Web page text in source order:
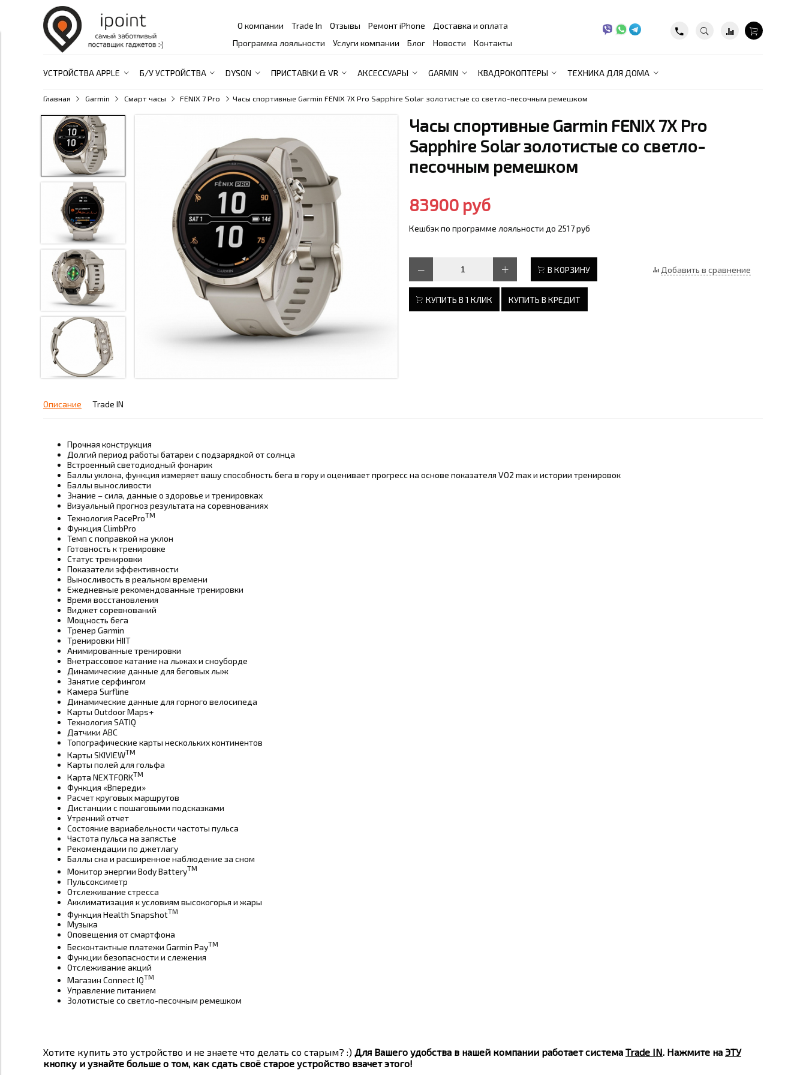
О компании Trade In Отзывы Ремонт iPhone
Доставка и оплата
Программа лояльности
Услуги компании Блог Новости Контакты
УСТРОЙСТВА APPLE Б/У УСТРОЙСТВА DYSON ПРИСТАВКИ & VR АКСЕССУАРЫ GARMIN КВАДРОКОПТЕРЫ ТЕХНИКА ДЛЯ ДОМА
Главная Garmin Смарт часы FENIX 7 Pro Часы спортивные Garmin FENIX 7X Pro Sapphire Solar золотистые со светло-песочным ремешком
Часы спортивные Garmin FENIX 7X Pro
Sapphire Solar золотистые со светло-
песочным ремешком
83900 руб
Кешбэк по программе лояльности до 2517 руб
В КОРЗИНУ Добавить в сравнение
КУПИТЬ В 1 КЛИК КУПИТЬ В КРЕДИТ
Описание Trade IN
Прочная конструкция
Долгий период работы батареи с подзарядкой от солнца
Встроенный светодиодный фонарик
Баллы уклона, функция измеряет вашу способность бега в гору и оценивает прогресс на основе показателя VO2 max и истории тренировок
Баллы выносливости
Знание – сила, данные о здоровье и тренировках
Визуальный прогноз результата на соревнованиях
Технология PaceProTM
Функция ClimbPro
Темп с поправкой на уклон
Готовность к тренировке
Статус тренировки
Показатели эффективности
Выносливость в реальном времени
Ежедневные рекомендованные тренировки
Время восстановления
Виджет соревнований
Мощность бега
Тренер Garmin
Тренировки HIIT
Анимированные тренировки
Внетрассовое катание на лыжах и сноуборде
Динамические данные для беговых лыж
Занятие серфингом
Камера Surfline
Динамические данные для горного велосипеда
Карты Outdoor Maps+
Технология SATIQ
Датчики ABC
Топографические карты нескольких континентов
Карты SKIVIEWTM
Карты полей для гольфа
Карта NEXTFORKTM
Функция «Впереди»
Расчет круговых маршрутов
Дистанции с пошаговыми подсказками
Утренний отчет
Состояние вариабельности частоты пульса
Частота пульса на запястье
Рекомендации по джетлагу
Баллы сна и расширенное наблюдение за сном
Монитор энергии Body BatteryTM
Пульсоксиметр
Отслеживание стресса
Акклиматизация к условиям высокогорья и жары
Функция Health SnapshotTM
Музыка
Оповещения от смартфона
Бесконтактные платежи Garmin PayTM
Функции безопасности и слежения
Отслеживание акций
Магазин Connect IQTM
Управление питанием
Золотистые со светло-песочным ремешком
Хотите купить это устройство и не знаете что делать со старым? :) Для Вашего удобства в нашей компании работает система Trade IN. Нажмите на ЭТУ
кнопку и узнайте больше о том, как сдать своё старое устройство взачет этого!